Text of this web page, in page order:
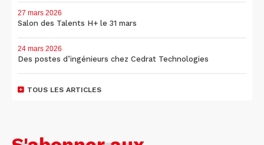
27 mars 2026
Salon des Talents H+ le 31 mars
24 mars 2026
Des postes d’ingénieurs chez Cedrat Technologies
TOUS LES ARTICLES